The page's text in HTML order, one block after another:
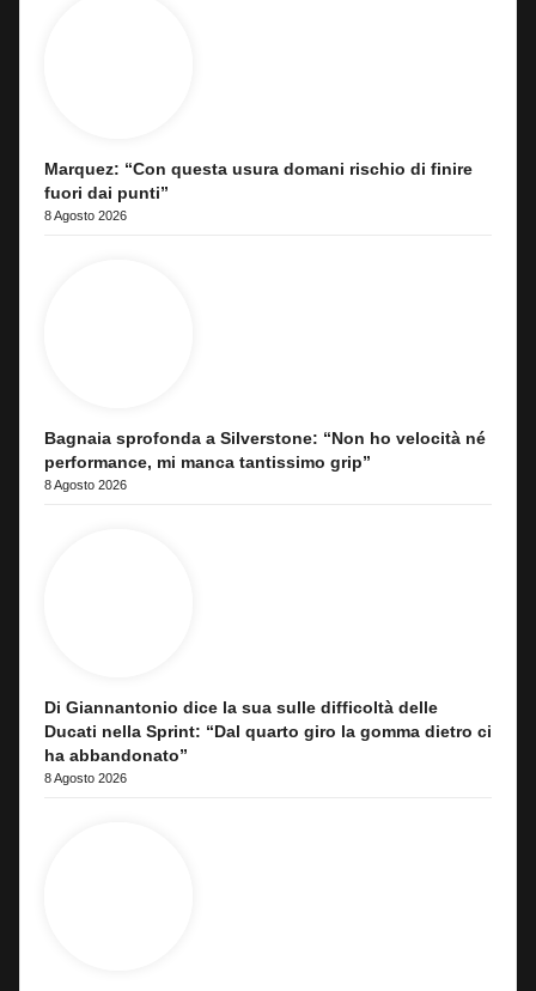
Marquez: “Con questa usura domani rischio di finire
fuori dai punti”
8 Agosto 2026
Bagnaia sprofonda a Silverstone: “Non ho velocità né
performance, mi manca tantissimo grip”
8 Agosto 2026
Di Giannantonio dice la sua sulle difficoltà delle
Ducati nella Sprint: “Dal quarto giro la gomma dietro ci
ha abbandonato”
8 Agosto 2026